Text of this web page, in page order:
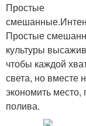
Простые
Простые
культуры
чтобы каждой
света, но вместе
экономить место,
полива.